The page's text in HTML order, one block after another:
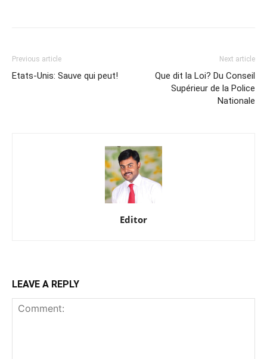
Previous article
Etats-Unis: Sauve qui peut!
Next article
Que dit la Loi? Du Conseil
Supérieur de la Police
Nationale
Editor
LEAVE A REPLY